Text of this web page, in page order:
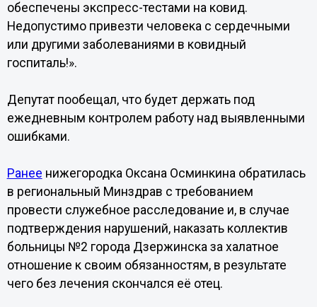
обеспечены экспресс-тестами на ковид.
Недопустимо привезти человека с сердечными
или другими заболеваниями в ковидный
госпиталь!».
Депутат пообещал, что будет держать под
ежедневным контролем работу над выявленными
ошибками.
Ранее нижегородка Оксана Осминкина обратилась
в региональный Минздрав с требованием
провести служебное расследование и, в случае
подтверждения нарушений, наказать коллектив
больницы №2 города Дзержинска за халатное
отношение к своим обязанностям, в результате
чего без лечения скончался её отец.